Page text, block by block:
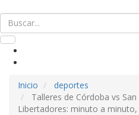
Inicio
deportes
Talleres de Córdoba vs
Libertadores: minuto a